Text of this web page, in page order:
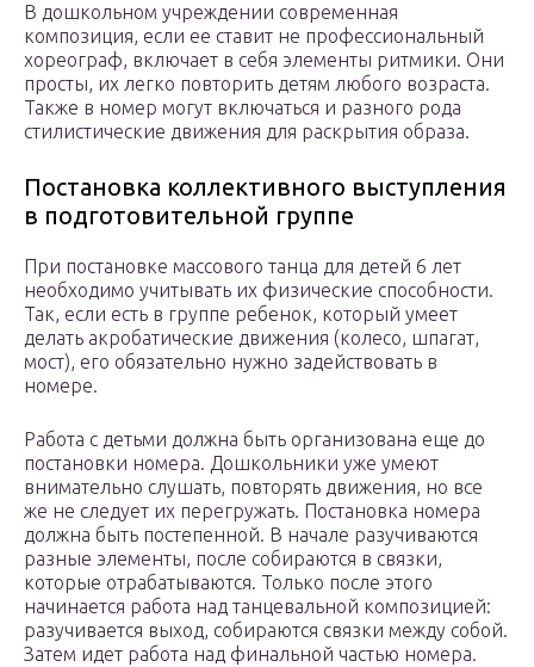
В дошкольном учреждении современная
композиция, если ее ставит не профессиональный
хореограф, включает в себя элементы ритмики. Они
просты, их легко повторить детям любого возраста.
Также в номер могут включаться и разного рода
стилистические движения для раскрытия образа.
Постановка коллективного выступления
в подготовительной группе
При постановке массового танца для детей 6 лет
необходимо учитывать их физические способности.
Так, если есть в группе ребенок, который умеет
делать акробатические движения (колесо, шпагат,
мост), его обязательно нужно задействовать в
номере.
Работа с детьми должна быть организована еще до
постановки номера. Дошкольники уже умеют
внимательно слушать, повторять движения, но все
же не следует их перегружать. Постановка номера
должна быть постепенной. В начале разучиваются
разные элементы, после собираются в связки,
которые отрабатываются. Только после этого
начинается работа над танцевальной композицией:
разучивается выход, собираются связки между собой.
Затем идет работа над финальной частью номера.